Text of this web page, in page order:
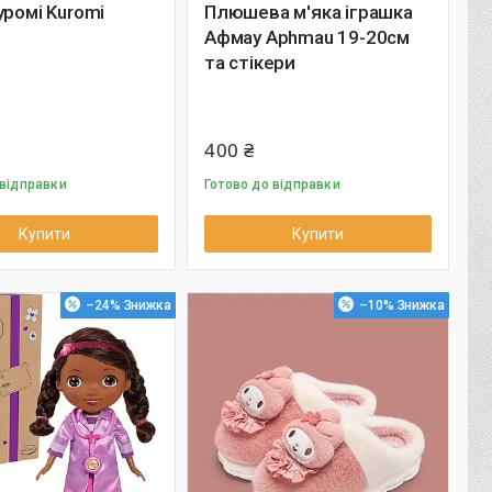
Kuromi
Купити
Плюшева м'яка іграшка
Афмау Aphmau 19-20см
та стікери
400 ₴
Готово до відправки
Купити
–24% –10%